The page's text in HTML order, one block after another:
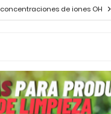
concentraciones de iones OH